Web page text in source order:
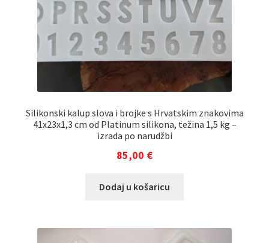
Silikonski kalup slova i brojke s Hrvatskim znakovima
41x23x1,3 cm od Platinum silikona, težina 1,5 kg –
izrada po narudžbi
85,00 €
Dodaj u košaricu